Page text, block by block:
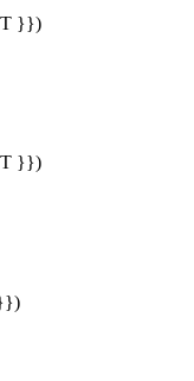
}})
}})